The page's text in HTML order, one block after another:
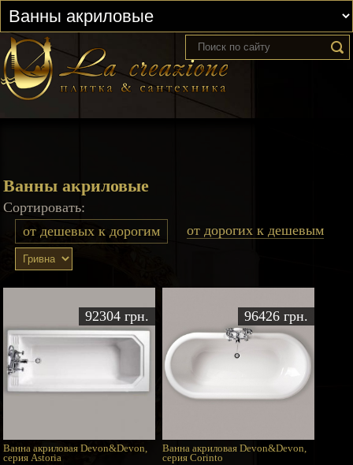
Ванны акриловые
Сортировать:
от дешевых к дорогим
от дорогих к дешевым
Ванна акриловая Devon&Devon,
серия Astoria
92304 грн.
Ванна акриловая Devon&Devon,
серия Corinto
96426 грн.